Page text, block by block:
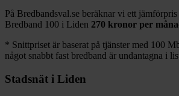
På Bredbandsval.se beräknar vi ett
Bredband 100 i Liden 270 kronor per
* Snittpriset är baserat på tjänster med 100
något snabbt fast bredband är undantagna i
Stadsnät i Liden